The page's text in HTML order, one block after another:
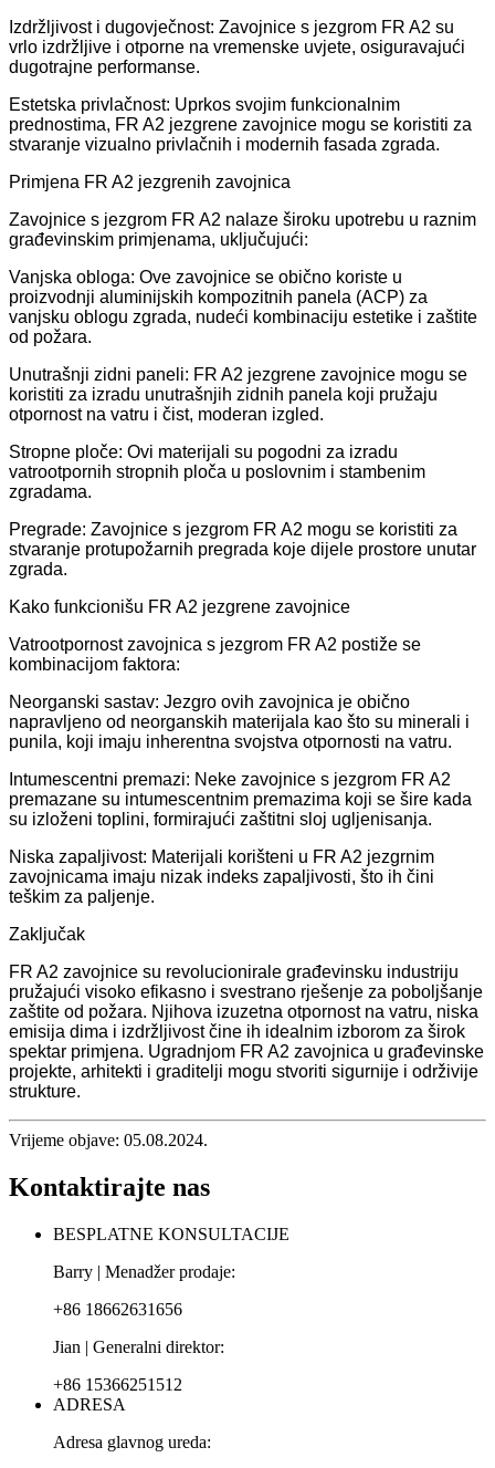
Izdržljivost i dugovječnost: Zavojnice s jezgrom FR A2 su
vrlo izdržljive i otporne na vremenske uvjete, osiguravajući
dugotrajne performanse.
Estetska privlačnost: Uprkos svojim funkcionalnim
prednostima, FR A2 jezgrene zavojnice mogu se koristiti za
stvaranje vizualno privlačnih i modernih fasada zgrada.
Primjena FR A2 jezgrenih zavojnica
Zavojnice s jezgrom FR A2 nalaze široku upotrebu u raznim
građevinskim primjenama, uključujući:
Vanjska obloga: Ove zavojnice se obično koriste u
proizvodnji aluminijskih kompozitnih panela (ACP) za
vanjsku oblogu zgrada, nudeći kombinaciju estetike i zaštite
od požara.
Unutrašnji zidni paneli: FR A2 jezgrene zavojnice mogu se
koristiti za izradu unutrašnjih zidnih panela koji pružaju
otpornost na vatru i čist, moderan izgled.
Stropne ploče: Ovi materijali su pogodni za izradu
vatrootpornih stropnih ploča u poslovnim i stambenim
zgradama.
Pregrade: Zavojnice s jezgrom FR A2 mogu se koristiti za
stvaranje protupožarnih pregrada koje dijele prostore unutar
zgrada.
Kako funkcionišu FR A2 jezgrene zavojnice
Vatrootpornost zavojnica s jezgrom FR A2 postiže se
kombinacijom faktora:
Neorganski sastav: Jezgro ovih zavojnica je obično
napravljeno od neorganskih materijala kao što su minerali i
punila, koji imaju inherentna svojstva otpornosti na vatru.
Intumescentni premazi: Neke zavojnice s jezgrom FR A2
premazane su intumescentnim premazima koji se šire kada
su izloženi toplini, formirajući zaštitni sloj ugljenisanja.
Niska zapaljivost: Materijali korišteni u FR A2 jezgrnim
zavojnicama imaju nizak indeks zapaljivosti, što ih čini
teškim za paljenje.
Zaključak
FR A2 zavojnice su revolucionirale građevinsku industriju
pružajući visoko efikasno i svestrano rješenje za poboljšanje
zaštite od požara. Njihova izuzetna otpornost na vatru, niska
emisija dima i izdržljivost čine ih idealnim izborom za širok
spektar primjena. Ugradnjom FR A2 zavojnica u građevinske
projekte, arhitekti i graditelji mogu stvoriti sigurnije i održivije
strukture.
Vrijeme objave: 05.08.2024.
Kontaktirajte nas
BESPLATNE KONSULTACIJE
Barry | Menadžer prodaje:
+86 18662631656
Jian | Generalni direktor:
+86 15366251512
ADRESA
Adresa glavnog ureda: